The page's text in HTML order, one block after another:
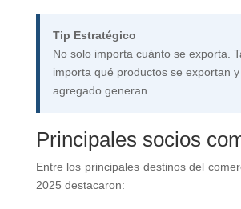
Tip Estratégico
No solo importa cuánto se exporta.
importa qué productos se exportan
agregado generan.
Principales socios
Entre los principales destinos del
2025 destacaron: